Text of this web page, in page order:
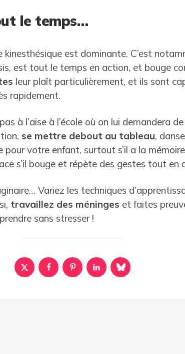
le temps…
est dominante. C’est
est tout le temps en action, et bouge
leur plaît particulièrement, et ils sont
rapidement.
à l’aise à l’école où on lui demandera
se mettre debout au tableau,
votre enfant, surtout s’il a la
s’il bouge et répète des gestes tout en
Variez les techniques
travaillez des méninges et faites
sans stresser !